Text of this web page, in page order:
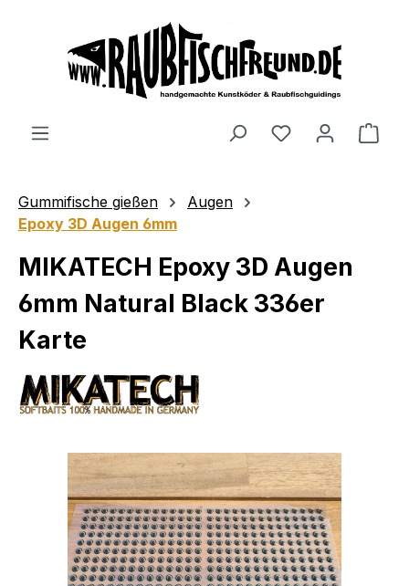
Gummifische gießen
Augen
Epoxy 3D Augen 6mm
MIKATECH Epoxy 3D Augen
6mm Natural Black 336er
Karte
Bildergalerie überspringen